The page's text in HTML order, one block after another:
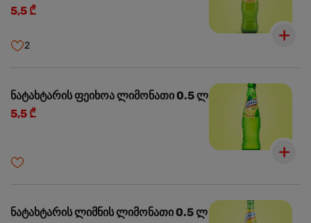
5,5 ₾
2
ნატახტარის ფეიხოა ლიმონათი 0.5 ლ
5,5 ₾
ნატახტარის ლიმნის ლიმონათი 0.5 ლ